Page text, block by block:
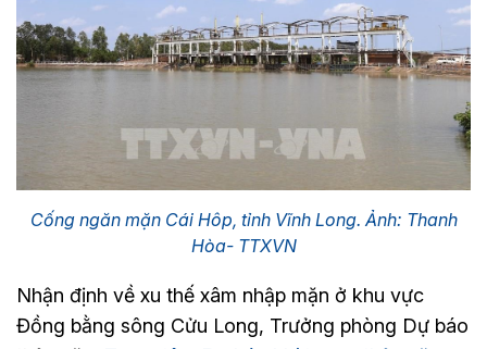
Cống ngăn mặn Cái Hôp, tỉnh Vĩnh Long. Ảnh: Thanh
Hòa- TTXVN
Nhận định về xu thế xâm nhập mặn ở khu vực
Đồng bằng sông Cửu Long, Trưởng phòng Dự báo